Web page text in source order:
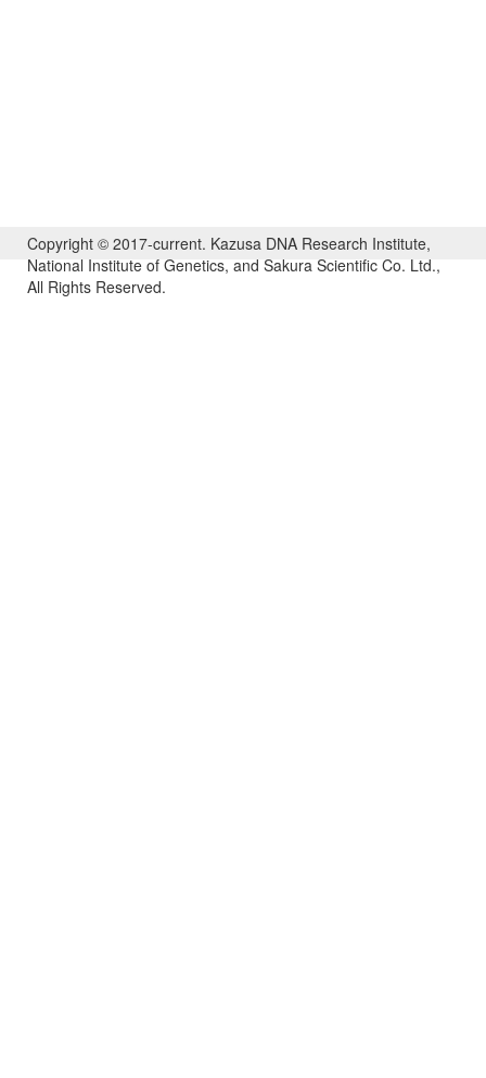
Copyright © 2017-current. Kazusa DNA Research Institute,
National Institute of Genetics, and Sakura Scientific Co. Ltd.,
All Rights Reserved.